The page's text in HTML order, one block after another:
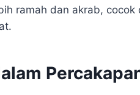
ramah dan akrab,